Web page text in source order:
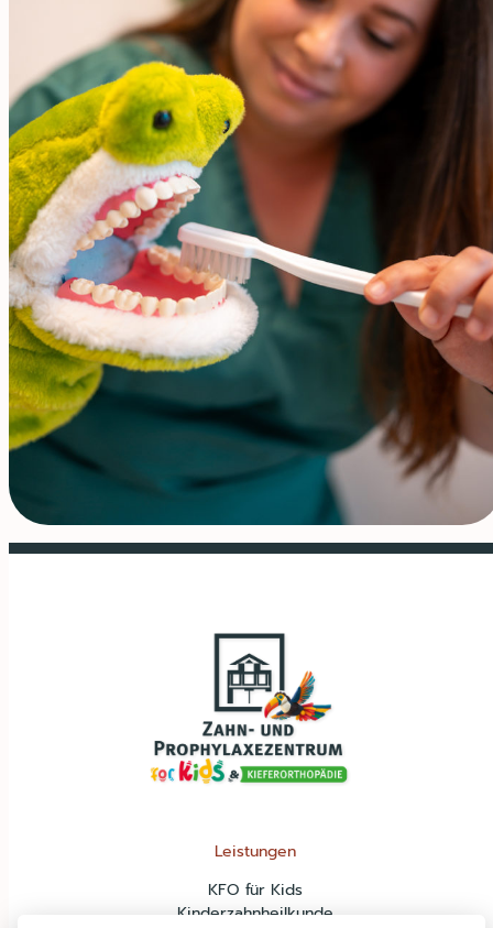
Leistungen
KFO für Kids
Kinderzahnheilkunde